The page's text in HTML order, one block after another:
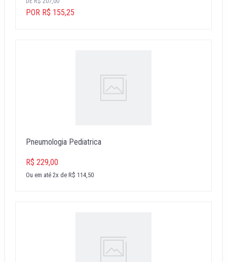
POR R$ 155,25
Pneumologia Pediatrica
R$ 229,00
Ou em até 2x de R$ 114,50